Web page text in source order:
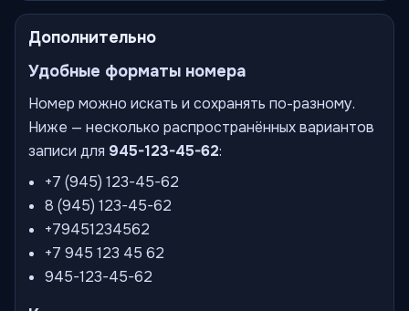
Дополнительно
Удобные форматы номера
Номер можно искать и сохранять по-разному.
Ниже — несколько распространённых вариантов
записи для 945-123-45-62:
+7 (945) 123-45-62
8 (945) 123-45-62
+79451234562
+7 945 123 45 62
945-123-45-62